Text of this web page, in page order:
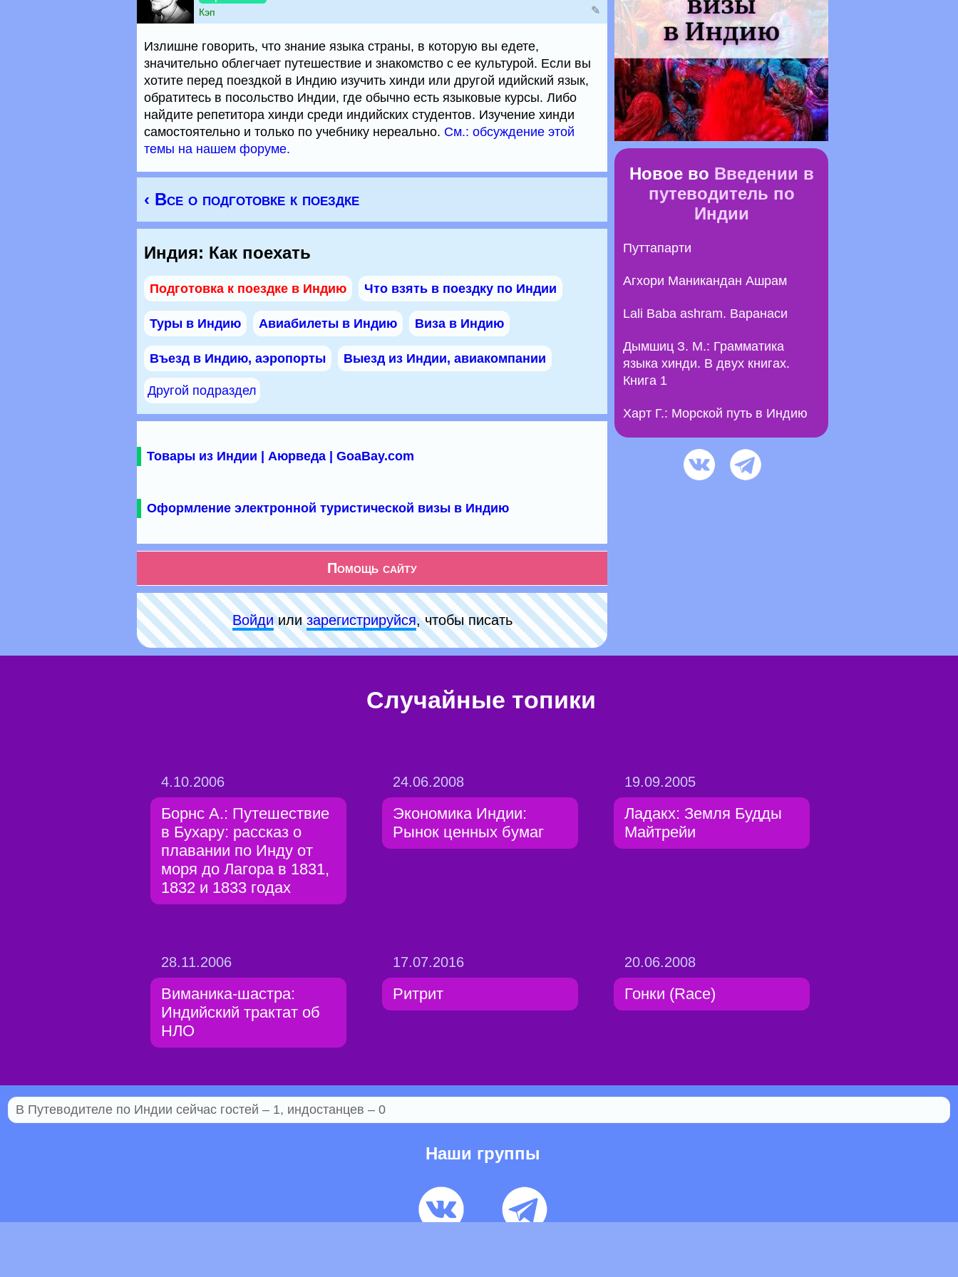
Кэп
✎
Излишне говорить, что знание языка страны, в которую вы едете,
значительно облегчает путешествие и знакомство с ее культурой. Если вы
хотите перед поездкой в Индию изучить хинди или другой идийский язык,
обратитесь в посольство Индии, где обычно есть языковые курсы. Либо
найдите репетитора хинди среди индийских студентов. Изучение хинди
самостоятельно и только по учебнику нереально. См.: обсуждение этой
темы на нашем форуме.
‹ Все о подготовке к поездке
Индия: Как поехать
Подготовка к поездке в Индию Что взять в поездку по Индии
Туры в Индию Авиабилеты в Индию Виза в Индию
Въезд в Индию, аэропорты Выезд из Индии, авиакомпании
Другой подраздел
Товары из Индии | Аюрведа | GoaBay.com
Оформление электронной туристической визы в Индию
Помощь сайту
Войдиилизарeгиcтpируйся, чтобы писать
Новое во Введении в
путеводитель по
Индии
Путтапарти
Агхори Маникандан Ашрам
Lali Baba ashram. Варанаси
Дымшиц З. М.: Грамматика
языка хинди. В двух книгах.
Книга 1
Харт Г.: Морской путь в Индию
Случайные топики
4.10.2006
Борнс А.: Путешествие
в Бухару: рассказ о
плавании по Инду от
моря до Лагора в 1831,
1832 и 1833 годах
24.06.2008
Экономика Индии:
Рынок ценных бумаг
19.09.2005
Ладакх: Земля Будды
Майтрейи
28.11.2006
Виманика-шастра:
Индийский трактат об
НЛО
17.07.2016
Ритрит
20.06.2008
Гонки (Race)
В Путеводителе по Индии сейчас гостей – 1, индостанцев – 0
Наши группы